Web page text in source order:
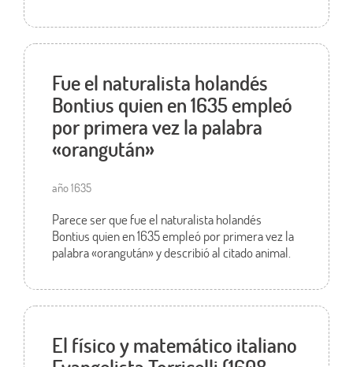
Fue el naturalista holandés
Bontius quien en 1635 empleó
por primera vez la palabra
«orangután»
año 1635
Parece ser que fue el naturalista holandés
Bontius quien en 1635 empleó por primera vez la
palabra «orangután» y describió al citado animal.
El físico y matemático italiano